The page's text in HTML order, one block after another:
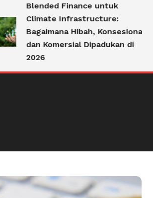
Blended Finance untuk
Climate Infrastructure:
Bagaimana Hibah, Konsesional,
dan Komersial Dipadukan di
2026